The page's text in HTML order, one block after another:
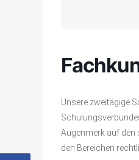
Unsere zweitägige
Augenmerk auf den
den Bereichen